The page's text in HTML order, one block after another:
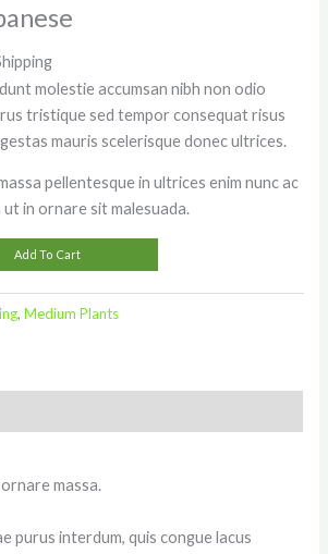
molestie accumsan nibh non odio
tristique sed tempor consequat risus
mauris scelerisque donec ultrices.
pellentesque in ultrices enim nunc ac
in ornare sit malesuada.
Add To Cart
,Medium Plants
massa.
purus interdum, quis congue lacus